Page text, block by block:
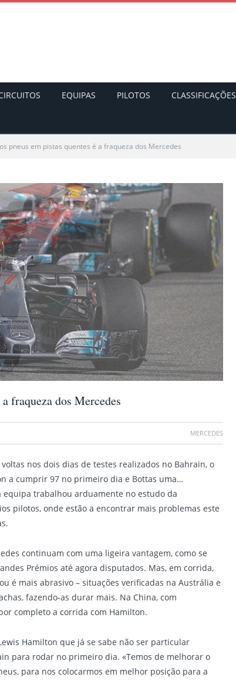
EQUIPAS PILOTOS CLASSIFICAÇÕES
pneus em pistas quentes é a fraqueza dos Mercedes
fraqueza dos Mercedes
MERCEDES
nos dois dias de testes realizados no Bahrain, o
a cumprir 97 no primeiro dia e Bottas uma…
equipa trabalhou arduamente no estudo da
pilotos, onde estão a encontrar mais problemas este
continuam com uma ligeira vantagem, como se
Prémios até agora disputados. Mas, em corrida,
é mais abrasivo – situações verificadas na Austrália e
fazendo-as durar mais. Na China, com
completo a corrida com Hamilton.
Hamilton que já se sabe não ser particular
para rodar no primeiro dia. «Temos de melhorar o
para nos colocarmos em melhor posição para a